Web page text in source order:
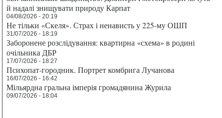
й надалі знищувати природу Карпат
04/08/2026 - 20:19
Не тільки «Скеля». Страх і ненависть у 225-му ОШП
31/07/2026 - 18:19
Заборонене розслідування: квартирна «схема» в родині
очільника ДБР
17/07/2026 - 18:27
Психопат-городник. Портрет комбрига Лучанова
16/07/2026 - 16:42
Мільярдна гральна імперія громадянина Журила
09/07/2026 - 18:04